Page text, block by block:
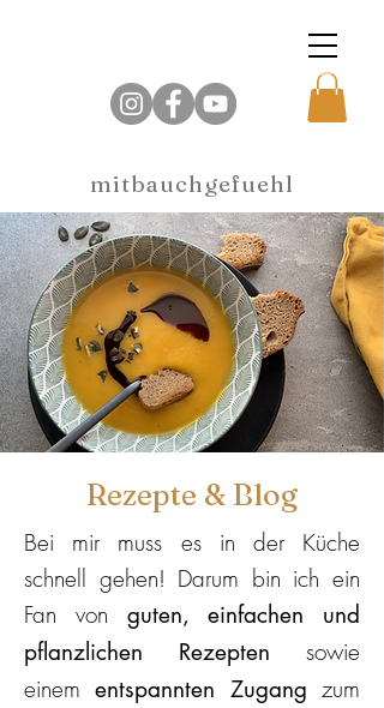
mitbauchgefuehl
Rezepte & Blog
Bei mir muss es in der Küche
schnell gehen! Darum bin ich ein
Fan von guten, einfachen und
pflanzlichen Rezepten sowie
einementspannten Zugang zum